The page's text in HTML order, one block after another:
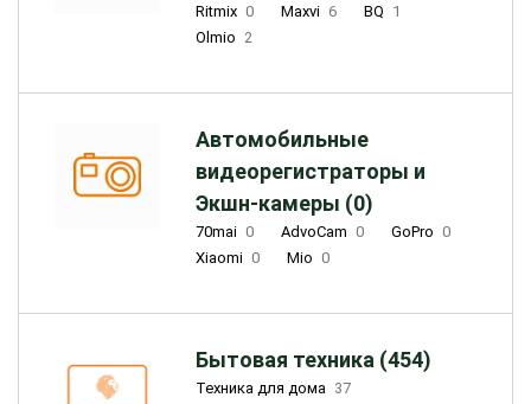
Ritmix 0 Maxvi 6 BQ 1
Olmio 2
Автомобильные
видеорегистраторы и
Экшн-камеры (0)
70mai 0 AdvoCam 0 GoPro 0
Xiaomi 0 Mio 0
Бытовая техника (454)
Техника для дома 37